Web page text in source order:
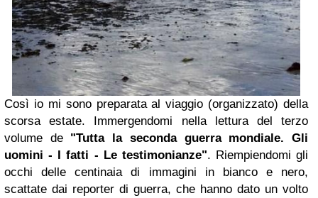
Così io mi sono preparata al viaggio (organizzato) della
scorsa estate. Immergendomi nella lettura del terzo
volume de "Tutta la seconda guerra mondiale. Gli
uomini - I fatti - Le testimonianze". Riempiendomi gli
occhi delle centinaia di immagini in bianco e nero,
scattate dai reporter di guerra, che hanno dato un volto